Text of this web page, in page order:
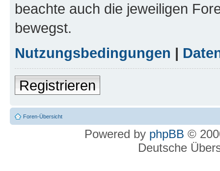
beachte auch die jeweiligen
bewegst.
Nutzungsbedingungen |
Registrieren
Foren-Übersicht
Powered by phpBB ©
Deutsche